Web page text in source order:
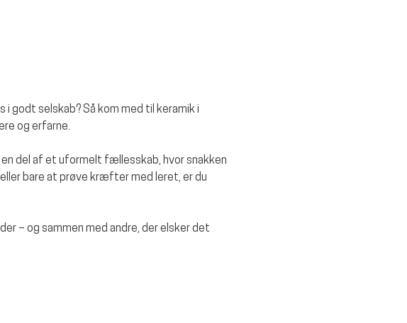
godt selskab? Så kom med til keramik i
og erfarne.
en del af et uformelt fællesskab, hvor snakken
bare at prøve kræfter med leret, er du
– og sammen med andre, der elsker det